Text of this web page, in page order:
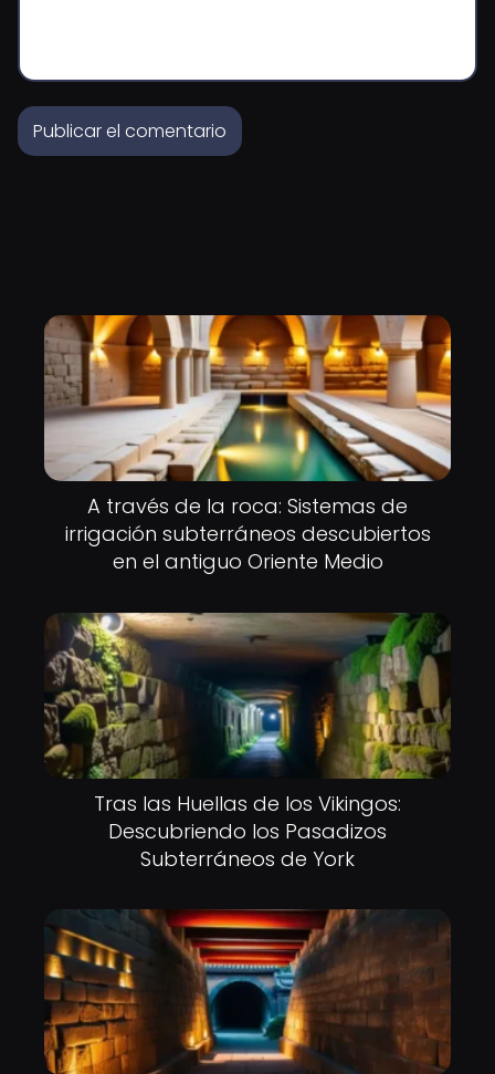
A través de la roca: Sistemas de
irrigación subterráneos descubiertos
en el antiguo Oriente Medio
Tras las Huellas de los Vikingos:
Descubriendo los Pasadizos
Subterráneos de York